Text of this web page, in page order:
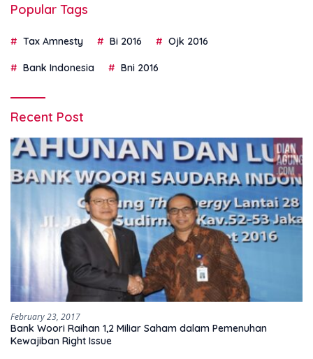
Popular Tags
Tax Amnesty Bi 2016 Ojk 2016
Bank Indonesia Bni 2016
Recent Post
February 23, 2017
Bank Woori Raihan 1,2 Miliar Saham dalam Pemenuhan
Kewajiban Right Issue